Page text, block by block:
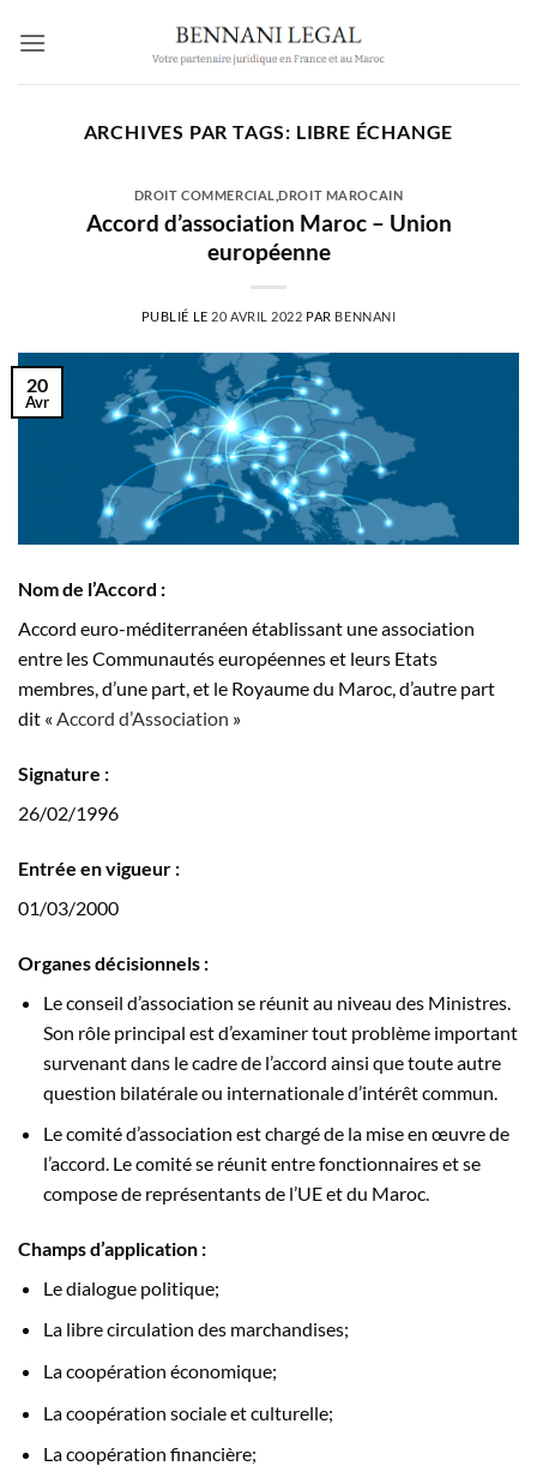
ARCHIVES PAR TAGS: LIBRE ÉCHANGE
DROIT COMMERCIAL ,DROIT MAROCAIN
Accord d’association Maroc – Union
européenne
PUBLIÉ LE 20 AVRIL 2022 PAR BENNANI
20
Avr
Nom de l’Accord :
Accord euro-méditerranéen établissant une association
entre les Communautés européennes et leurs Etats
membres, d’une part, et le Royaume du Maroc, d’autre part
dit « Accord d’Association »
Signature :
26/02/1996
Entrée en vigueur :
01/03/2000
Organes décisionnels :
Le conseil d’association se réunit au niveau des Ministres.
Son rôle principal est d’examiner tout problème important
survenant dans le cadre de l’accord ainsi que toute autre
question bilatérale ou internationale d’intérêt commun.
Le comité d’association est chargé de la mise en œuvre de
l’accord. Le comité se réunit entre fonctionnaires et se
compose de représentants de l’UE et du Maroc.
Champs d’application :
Le dialogue politique;
La libre circulation des marchandises;
La coopération économique;
La coopération sociale et culturelle;
La coopération financière;